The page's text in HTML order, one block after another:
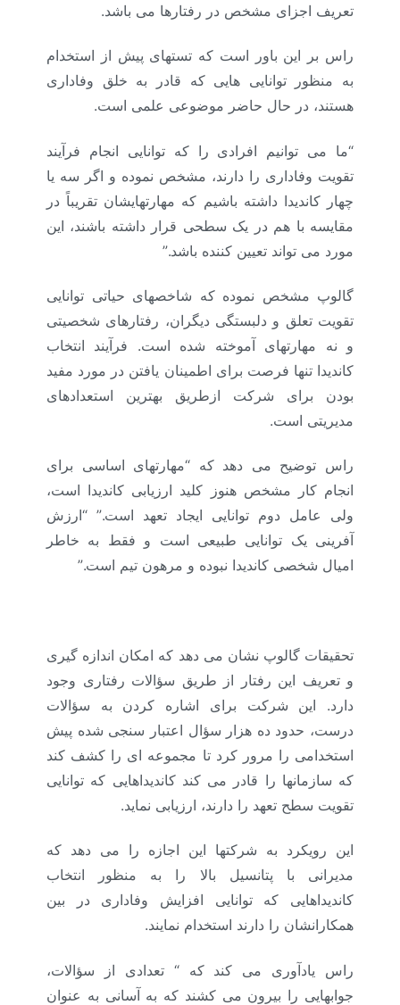
تعریف اجزای مشخص در رفتارها می باشد.
راس بر این باور است که تستهای پیش از استخدام
به منظور توانایی هایی که قادر به خلق وفاداری
هستند، در حال حاضر موضوعی علمی است.
“ما می توانیم افرادی را که توانایی انجام فرآیند
تقویت وفاداری را دارند، مشخص نموده و اگر سه یا
چهار کاندیدا داشته باشیم که مهارتهایشان تقریباً در
مقایسه با هم در یک سطحی قرار داشته باشند، این
مورد می تواند تعیین کننده باشد.”
گالوپ مشخص نموده که شاخصهای حیاتی توانایی
تقویت تعلق و دلبستگی دیگران، رفتارهای شخصیتی
و نه مهارتهای آموخته شده است. فرآیند انتخاب
کاندیدا تنها فرصت برای اطمینان یافتن در مورد مفید
بودن برای شرکت ازطریق بهترین استعدادهای
مدیریتی است.
راس توضیح می دهد که “مهارتهای اساسی برای
انجام کار مشخص هنوز کلید ارزیابی کاندیدا است،
ولی عامل دوم توانایی ایجاد تعهد است.” “ارزش
آفرینی یک توانایی طبیعی است و فقط به خاطر
امیال شخصی کاندیدا نبوده و مرهون تیم است.”
تحقیقات گالوپ نشان می دهد که امکان اندازه گیری
و تعریف این رفتار از طریق سؤالات رفتاری وجود
دارد. این شرکت برای اشاره کردن به سؤالات
درست، حدود ده هزار سؤال اعتبار سنجی شده پیش
استخدامی را مرور کرد تا مجموعه ای را کشف کند
که سازمانها را قادر می کند کاندیداهایی که توانایی
تقویت سطح تعهد را دارند، ارزیابی نماید.
این رویکرد به شرکتها این اجازه را می دهد که
مدیرانی با پتانسیل بالا را به منظور انتخاب
کاندیداهایی که توانایی افزایش وفاداری در بین
همکارانشان را دارند استخدام نمایند.
راس یادآوری می کند که “ تعدادی از سؤالات،
جوابهایی را بیرون می کشند که به آسانی به عنوان